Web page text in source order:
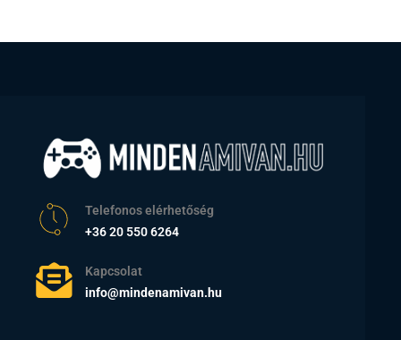
Telefonos elérhetőség
+36 20 550 6264
Kapcsolat
info@mindenamivan.hu